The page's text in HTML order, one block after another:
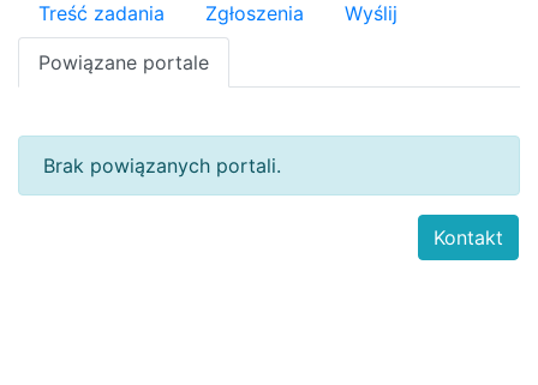
Treść zadania Zgłoszenia Wyślij
Powiązane portale
Brak powiązanych portali.
Kontakt